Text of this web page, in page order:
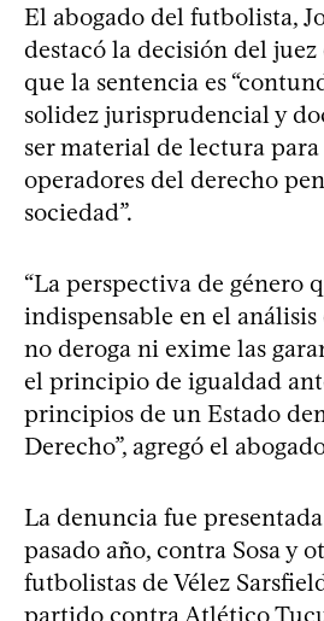
El abogado del futbolista,
destacó la decisión del
que la sentencia es
solidez jurisprudencial y
ser material de lectura
operadores del derecho
sociedad”.
“La perspectiva de género
indispensable en el análisis
no deroga ni exime las
el principio de igualdad
principios de un Estado
Derecho”, agregó el
La denuncia fue
pasado año, contra Sosa y
futbolistas de Vélez
partido contra Atlético